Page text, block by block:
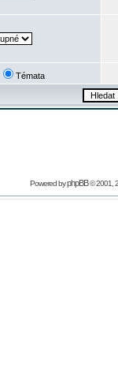
Témata
Powered byphpBB© 2001,